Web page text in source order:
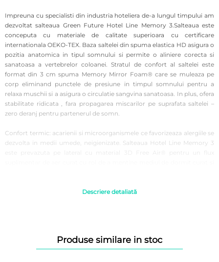
Impreuna cu specialisti din industria hoteliera de-a lungul timpului am
dezvoltat salteaua Green Future Hotel Line Memory 3.Salteaua este
conceputa cu materiale de calitate superioara cu certificare
internationala OEKO-TEX. Baza saltelei din spuma elastica HD asigura o
pozitia anatomica in tipul somnului si permite o aliniere corecta si
sanatoasa a vertebrelor coloanei. Stratul de confort al saltelei este
format din 3 cm spuma Memory Mirror Foam® care se muleaza pe
corp eliminand punctele de presiune in timpul somnului pentru a
relaxa muschii si a asigura o circulatie sangvina sanatoasa. In plus, ofera
stabilitate ridicata , fara propagarea miscarilor pe suprafata saltelei –
zero deranj pentru partenerul de somn.
Confort termic: acarienii si microorganismele ce favorizeaza alergiile se
dezvolta in medii umede, neigienizate. Salteaua Hotel Line Memory 3
atingere din fibre hypoalergenice este matlasata cu vatelina
De ce sa cumperi salteaua Green Future Hotel Line Performance 3
Descriere detaliată
Produse similare in stoc